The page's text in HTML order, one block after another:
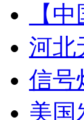
【
河北
信号
美国